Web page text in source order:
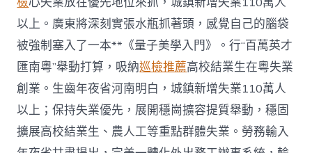
哪
些
易
近
生
電
子
秀
傳
醫
以上。廣東將深刻實張水瓶抓著頭，感覺自己的腦袋
被強制塞入了一本**《量子美學入門》。行“百萬英才
匯南粵”舉動打算，吸納巡檢推薦高校結業生在粵失業
創業。生齒年夜省河南明白，城鎮新增失業110萬人
以上；保持失業優先，展開穩崗擴容提質舉動，穩固
擴展高校結業生、農人工等重點群體失業。勞務輸入